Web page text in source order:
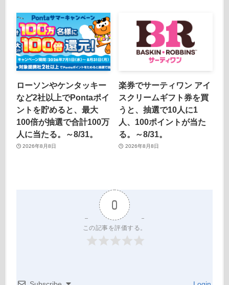
ローソンやケンタッキー
など2社以上でPontaポイ
ントを貯めると、最大
100倍が抽選で合計100万
人に当たる。～8/31。
2026年8月8日
楽券でサーティワン アイ
スクリームギフト券を買
うと、抽選で10人に1
人、100ポイントが当た
る。～8/31。
2026年8月8日
0
この記事を評価する。